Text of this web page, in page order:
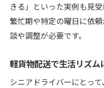
きる」といった実例も見
繁忙期や特定の曜日に依
談や調整が必要です。
軽貨物配送で生活リズム
シニアドライバーにとっ